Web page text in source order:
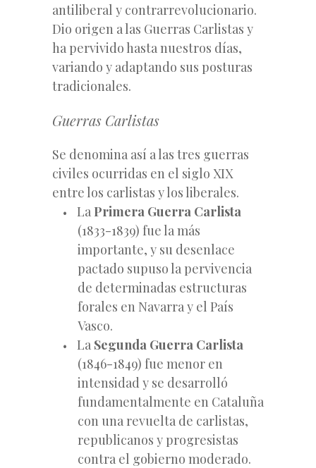
antiliberal y contrarrevolucionario.
Dio origen a las Guerras Carlistas y
ha pervivido hasta nuestros días,
variando y adaptando sus posturas
tradicionales.
Guerras Carlistas
Se denomina así a las tres guerras
civiles ocurridas en el siglo XIX
entre los carlistas y los liberales.
La Primera Guerra Carlista
(1833-1839) fue la más
importante, y su desenlace
pactado supuso la pervivencia
de determinadas estructuras
forales en Navarra y el País
Vasco.
La Segunda Guerra Carlista
(1846-1849) fue menor en
intensidad y se desarrolló
fundamentalmente en Cataluña
con una revuelta de carlistas,
republicanos y progresistas
contra el gobierno moderado.